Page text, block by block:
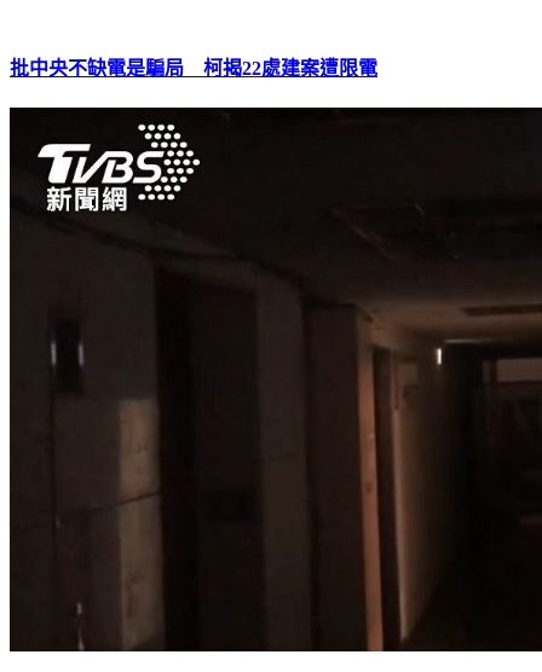
批中央不缺電是騙局 柯揭22處建案遭限電